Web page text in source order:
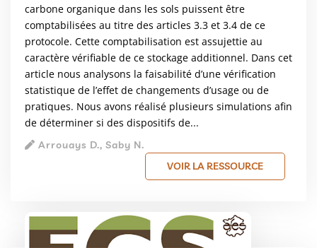
carbone organique dans les sols puissent être
comptabilisées au titre des articles 3.3 et 3.4 de ce
protocole. Cette comptabilisation est assujettie au
caractère vérifiable de ce stockage additionnel. Dans cet
article nous analysons la faisabilité d’une vérification
statistique de l’effet de changements d’usage ou de
pratiques. Nous avons réalisé plusieurs simulations afin
de déterminer si des dispositifs de...
Arrouays D., Saby N.
VOIR LA RESSOURCE